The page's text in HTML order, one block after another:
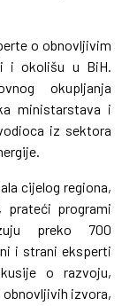
o obnovljivim
i okolišu u BiH.
okupljanja
ministarstava i
iz sektora
cijelog regiona,
prateći programi
preko 700
i strani eksperti
o razvoju,
izvora,